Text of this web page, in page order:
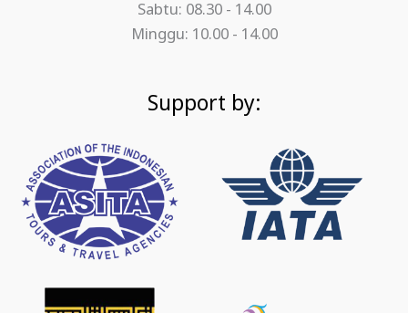
Sabtu: 08.30 - 14.00
Minggu: 10.00 - 14.00
Support by: